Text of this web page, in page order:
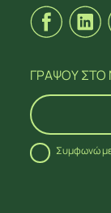
ΝΕΑ
ΓΡΑΨΟΥΣΤΟ
Συμφωνώ